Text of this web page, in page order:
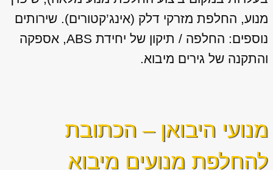
מנוע, החלפת מזרקי דלק (אינג’קטורים). שירותים
נוספים: החלפה / תיקון של יחידת ABS, אספקה
והתקנה של גירים מיבוא.
מנועי היבואן – הכתובת
להחלפת מנועים מיבוא